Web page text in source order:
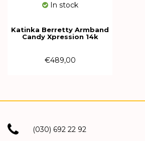
In stock
Katinka Berretty Armband
Candy Xpression 14k
€489,00
(030) 692 22 92